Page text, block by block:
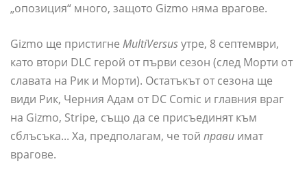
„опозиция“ много, защото Gizmo няма врагове.
Gizmo ще пристигне MultiVersusутре, 8 септември,
като втори DLC герой от първи сезон (след Морти от
славата на Рик и Морти). Остатъкът от сезона ще
види Рик, Черния Адам от DC Comic и главния враг
на Gizmo, Stripe, също да се присъединят към
сблъсъка... Ха, предполагам, че той прави имат
врагове.